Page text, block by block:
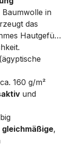
in
das
Hautgefühl
160 g/m²
und
gleichmäßige,